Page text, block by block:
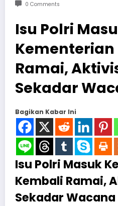
0 Comments
Isu Polri
Ramai,
Sekadar
Bagikan Kabar Ini
Isu Polri Masuk
Kembali Ramai,
Sekadar Wacana